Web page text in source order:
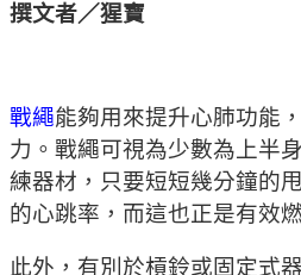
撰文者／猩寶
戰繩能夠用來提升心肺功能
力。戰繩可視為少數為上半
練器材，只要短短幾分鐘的
的心跳率，而這也正是有效
此外，有別於槓鈴或固定式